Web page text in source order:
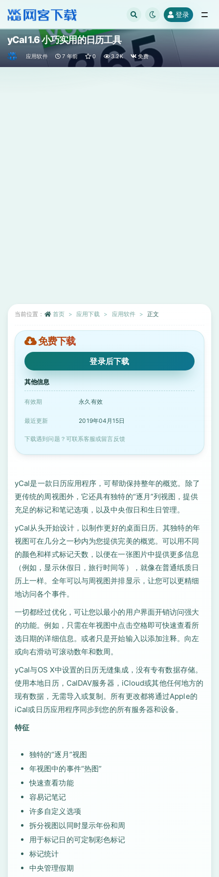
登录
yCal 1.6 小巧实用的日历工具
应用软件 7 年前 0 3.2K 免费
当前位置： 首页 应用下载 应用软件 正文
免费下载
登录后下载
其他信息
有效期 永久有效
最近更新 2019年04月15日
下载遇到问题？可联系客服或留言反馈
yCal是一款日历应用程序，可帮助保持整年的概览。除了
更传统的周视图外，它还具有独特的“逐月”列视图，提供
充足的标记和笔记选项，以及中央假日和生日管理。
yCal从头开始设计，以制作更好的桌面日历。其独特的年
视图可在几分之一秒内为您提供完美的概览。可以用不同
的颜色和样式标记天数，以便在一张图片中提供更多信息
（例如，显示休假日，旅行时间等），就像在普通纸质日
历上一样。全年可以与周视图并排显示，让您可以更精细
地访问各个事件。
一切都经过优化，可让您以最小的用户界面开销访问强大
的功能。例如，只需在年视图中点击空格即可快速查看所
选日期的详细信息。或者只是开始输入以添加注释。向左
或向右滑动可滚动数年和数周。
yCal与OS X中设置的日历无缝集成，没有专有数据存储。
使用本地日历，CalDAV服务器，iCloud或其他任何地方的
现有数据，无需导入或复制。所有更改都将通过Apple的
iCal或日历应用程序同步到您的所有服务器和设备。
特征
独特的“逐月”视图
年视图中的事件“热图”
快速查看功能
容易记笔记
许多自定义选项
拆分视图以同时显示年份和周
用于标记日的可定制彩色标记
标记统计
中央管理假期
全部